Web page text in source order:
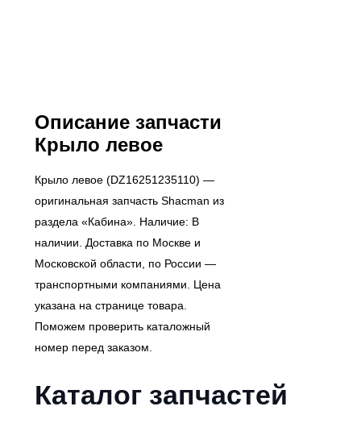
Описание запчасти
Крыло левое
Крыло левое (DZ16251235110) —
оригинальная запчасть Shacman из
раздела «Кабина». Наличие: В
наличии. Доставка по Москве и
Московской области, по России —
транспортными компаниями. Цена
указана на странице товара.
Поможем проверить каталожный
номер перед заказом.
Каталог запчастей